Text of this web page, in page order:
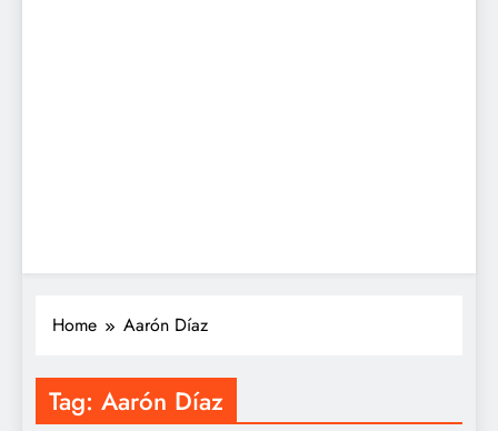
Home Aarón Díaz
Tag: Aarón Díaz